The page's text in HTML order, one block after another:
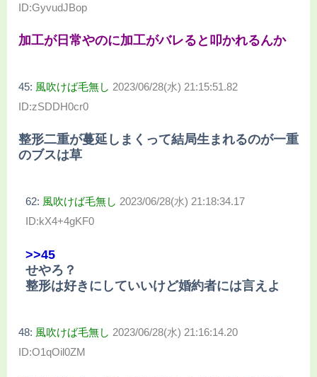
ID:GyvudJBop
加工が日常やのに加工がバレると叩かれるんか
45: 風吹けば毛無し 2023/06/28(水) 21:15:51.82
ID:zSDDH0cr0
整形二重が蔓延しまくって結局生まれるのが一重
のブスは草
62: 風吹けば毛無し 2023/06/28(水) 21:18:34.17
ID:kX4+4gKF0
>>45
せやろ？
整形は好きにしていいけど婚約者には言えよ
48: 風吹けば毛無し 2023/06/28(水) 21:16:14.20
ID:O1qOil0ZM